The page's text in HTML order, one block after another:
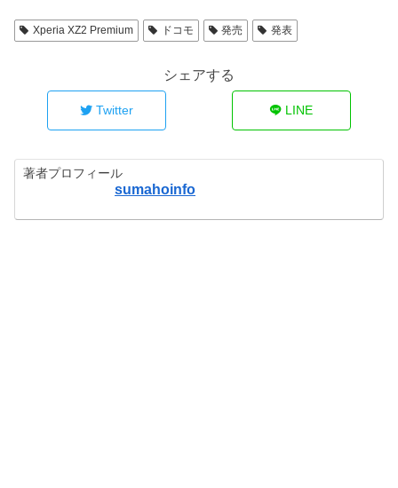
Xperia XZ2 Premium ドコモ 発売 発表
シェアする
Twitter LINE
著者プロフィール
sumahoinfo